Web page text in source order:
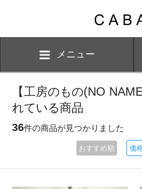
メニュー
【工房のもの(NO
れている商品
36件の商品が見つかりました
おすすめ順 価